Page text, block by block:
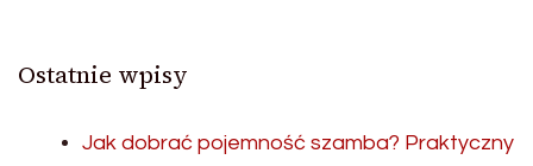
Ostatnie wpisy
Jak dobrać pojemność szamba? Praktyczny